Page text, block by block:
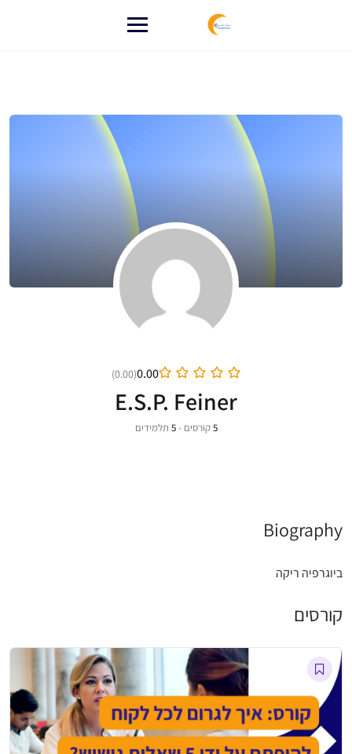
0.00
(0.00)
E.S.P. Feiner
5קורסים •
5 תלמידים
Biography
ביוגרפיה ריקה
קורסים